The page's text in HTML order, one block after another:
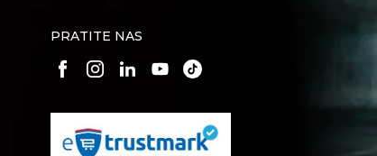
PRATITE NAS